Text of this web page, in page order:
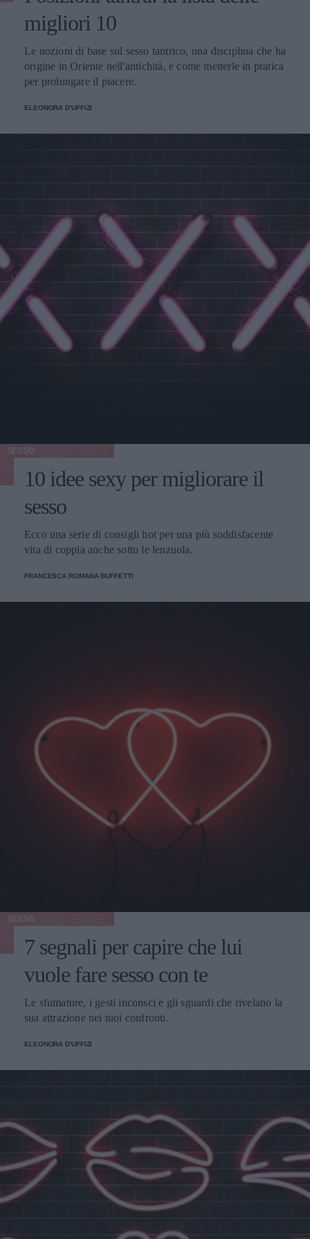
migliori 10
Le nozioni di base sul sesso tantrico, una disciplina che ha
origine in Oriente nell'antichità, e come metterle in pratica
per prolungare il piacere.
ELEONORA D'UFFIZI
SESSO
10 idee sexy per migliorare il
sesso
Ecco una serie di consigli hot per una più soddisfacente
vita di coppia anche sotto le lenzuola.
FRANCESCA ROMANA BUFFETTI
SESSO
7 segnali per capire che lui
vuole fare sesso con te
Le sfumature, i gesti inconsci e gli sguardi che rivelano la
sua attrazione nei tuoi confronti.
ELEONORA D'UFFIZI